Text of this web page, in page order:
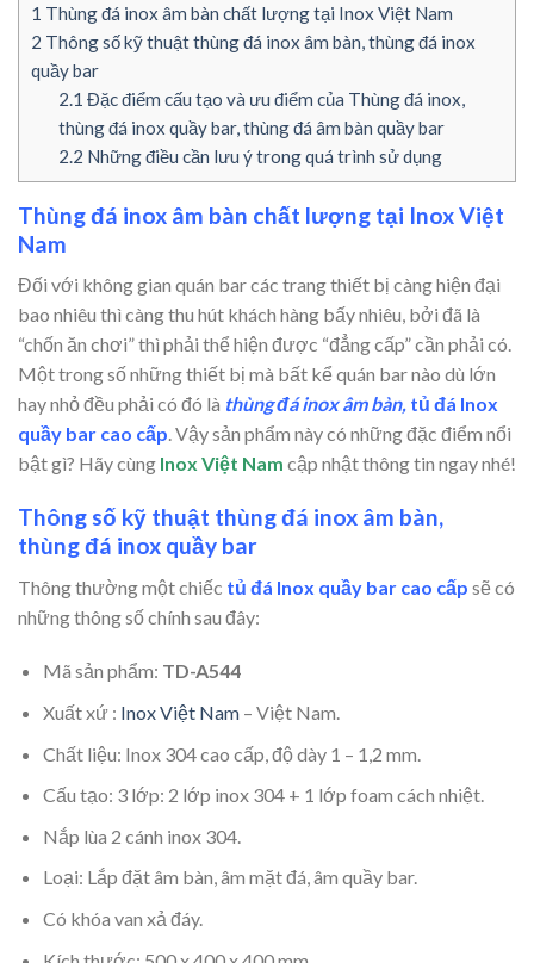
1 Thùng đá inox âm bàn chất lượng tại Inox Việt Nam
2 Thông số kỹ thuật thùng đá inox âm bàn, thùng đá inox
quầy bar
2.1 Đặc điểm cấu tạo và ưu điểm của Thùng đá inox,
thùng đá inox quầy bar, thùng đá âm bàn quầy bar
2.2 Những điều cần lưu ý trong quá trình sử dụng
Thùng đá inox âm bàn chất lượng tại Inox Việt
Nam
Đối với không gian quán bar các trang thiết bị càng hiện đại
bao nhiêu thì càng thu hút khách hàng bấy nhiêu, bởi đã là
“chốn ăn chơi” thì phải thể hiện được “đẳng cấp” cần phải có.
Một trong số những thiết bị mà bất kể quán bar nào dù lớn
hay nhỏ đều phải có đó là thùng đá inox âm bàn, tủ đá Inox
quầy bar cao cấp. Vậy sản phẩm này có những đặc điểm nổi
bật gì? Hãy cùng Inox Việt Nam cập nhật thông tin ngay nhé!
Thông số kỹ thuật thùng đá inox âm bàn,
thùng đá inox quầy bar
Thông thường một chiếc tủ đá Inox quầy bar cao cấp sẽ có
những thông số chính sau đây:
Mã sản phẩm: TD-A544
Xuất xứ : Inox Việt Nam– Việt Nam.
Chất liệu: Inox 304 cao cấp, độ dày 1 – 1,2 mm.
Cấu tạo: 3 lớp: 2 lớp inox 304 + 1 lớp foam cách nhiệt.
Nắp lùa 2 cánh inox 304.
Loại: Lắp đặt âm bàn, âm mặt đá, âm quầy bar.
Có khóa van xả đáy.